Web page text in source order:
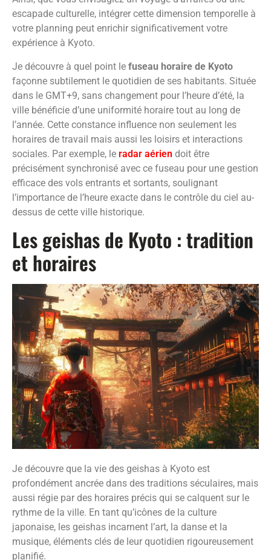
escapade culturelle, intégrer cette dimension temporelle à
votre planning peut enrichir significativement votre
expérience à Kyoto.
Je découvre à quel point le fuseau horaire de Kyoto
façonne subtilement le quotidien de ses habitants. Située
dans le GMT+9, sans changement pour l’heure d’été, la
ville bénéficie d’une uniformité horaire tout au long de
l’année. Cette constance influence non seulement les
horaires de travail mais aussi les loisirs et interactions
sociales. Par exemple, le radar aérien doit être
précisément synchronisé avec ce fuseau pour une gestion
efficace des vols entrants et sortants, soulignant
l’importance de l’heure exacte dans le contrôle du ciel au-
dessus de cette ville historique.
Les geishas de Kyoto : tradition
et horaires
Je découvre que la vie des geishas à Kyoto est
profondément ancrée dans des traditions séculaires, mais
aussi régie par des horaires précis qui se calquent sur le
rythme de la ville. En tant qu’icônes de la culture
japonaise, les geishas incarnent l’art, la danse et la
musique, éléments clés de leur quotidien rigoureusement
planifié.